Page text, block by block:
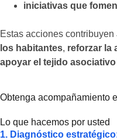
iniciativas que
Estas acciones contribuyen
los habitantes, reforzar la
apoyar el tejido asociativo
Obtenga acompañamiento
Lo que hacemos por usted
1. Diagnóstico